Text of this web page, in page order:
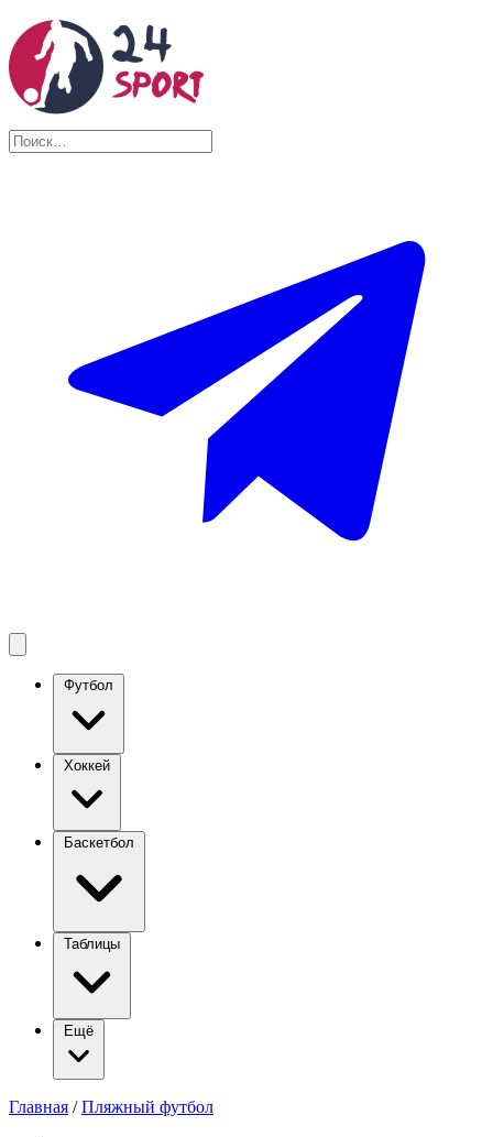
Футбол
Хоккей
Баскетбол
Таблицы
Ещё
Главная / Пляжный футбол